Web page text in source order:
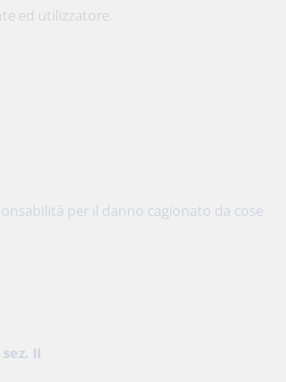
ed utilizzatore.
per il danno cagionato da cose
II